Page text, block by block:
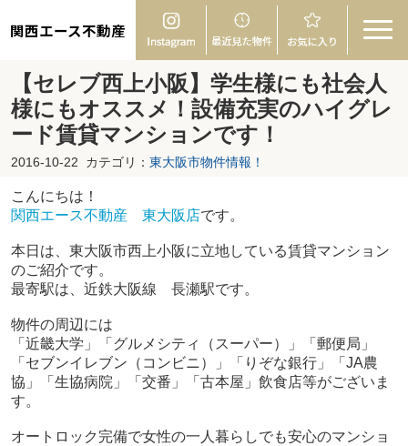
関西エース不動産
【セレブ西上小阪】学生様にも社会人
様にもオススメ！設備充実のハイグレ
ード賃貸マンションです！
2016-10-22 カテゴリ： 東大阪市物件情報！
こんにちは！
関西エース不動産 東大阪店です。
本日は、東大阪市西上小阪に立地している賃貸マンション
のご紹介です。
最寄駅は、近鉄大阪線 長瀬駅です。
物件の周辺には
「近畿大学」「グルメシティ（スーパー）」「郵便局」
「セブンイレブン（コンビニ）」「りぞな銀行」「JA農
協」「生協病院」「交番」「古本屋」飲食店等がございま
す。
オートロック完備で女性の一人暮らしでも安心のマンショ